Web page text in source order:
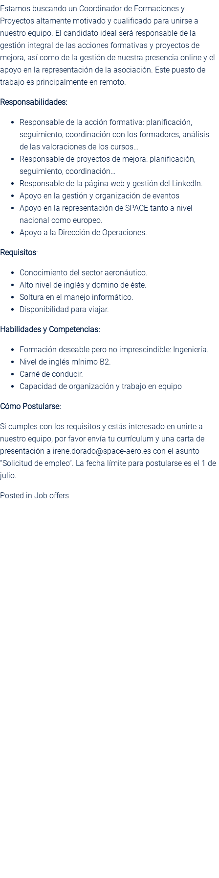
Estamos buscando un Coordinador de Formaciones y
Proyectos altamente motivado y cualificado para unirse a
nuestro equipo. El candidato ideal será responsable de la
gestión integral de las acciones formativas y proyectos de
mejora, así como de la gestión de nuestra presencia online y el
apoyo en la representación de la asociación. Este puesto de
trabajo es principalmente en remoto.
Responsabilidades:
Responsable de la acción formativa: planificación,
seguimiento, coordinación con los formadores, análisis
de las valoraciones de los cursos…
Responsable de proyectos de mejora: planificación,
seguimiento, coordinación…
Responsable de la página web y gestión del LinkedIn.
Apoyo en la gestión y organización de eventos
Apoyo en la representación de SPACE tanto a nivel
nacional como europeo.
Apoyo a la Dirección de Operaciones.
Requisitos:
Conocimiento del sector aeronáutico.
Alto nivel de inglés y domino de éste.
Soltura en el manejo informático.
Disponibilidad para viajar.
Habilidades y Competencias:
Formación deseable pero no imprescindible: Ingeniería.
Nivel de inglés mínimo B2.
Carné de conducir.
Capacidad de organización y trabajo en equipo
Cómo Postularse:
Si cumples con los requisitos y estás interesado en unirte a
nuestro equipo, por favor envía tu currículum y una carta de
presentación a irene.dorado@space-aero.es con el asunto
“Solicitud de empleo”. La fecha límite para postularse es el 1 de
julio.
Posted in Job offers